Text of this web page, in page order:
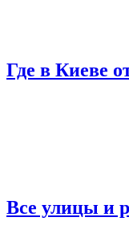
Где в Киеве
Все улицы и